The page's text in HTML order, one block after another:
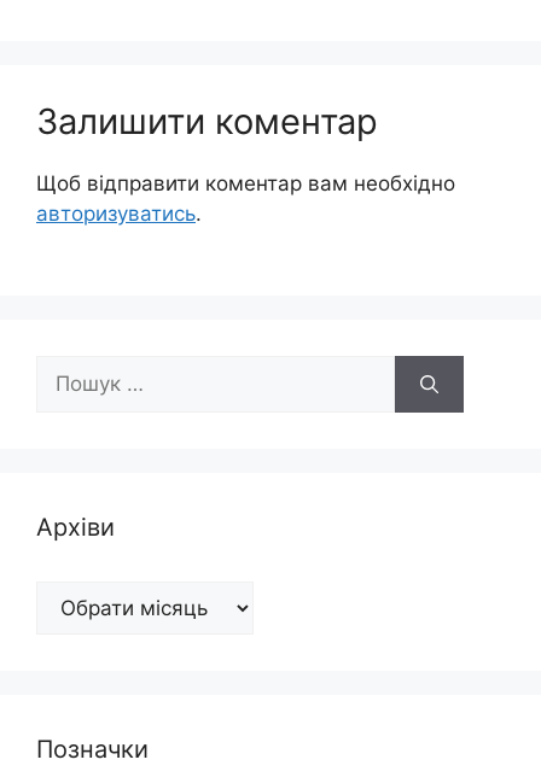
Залишити коментар
Щоб відправити коментар вам необхідно
авторизуватись.
Пошук:
Архіви
Архіви
Позначки